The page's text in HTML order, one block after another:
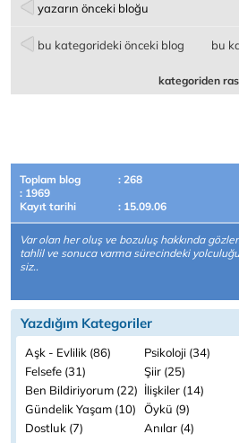
yazarın önceki bloğu
bu kategorideki önceki blog bu
kategoriden
Toplam blog
: 268
: 1969
Kayıt tarihi
: 15.09.06
Var olan her oluş ve bozuluş hakkında
tahlil ve sonuca varma sürecindeki
siz..
Yazdığım Kategoriler
Aşk - Evlilik (86)
Psikoloji (34)
Felsefe (31)
Şiir (25)
Ben Bildiriyorum (22) İlişkiler (14)
Gündelik Yaşam (10)
Öykü (9)
Dostluk (7)
Anılar (4)